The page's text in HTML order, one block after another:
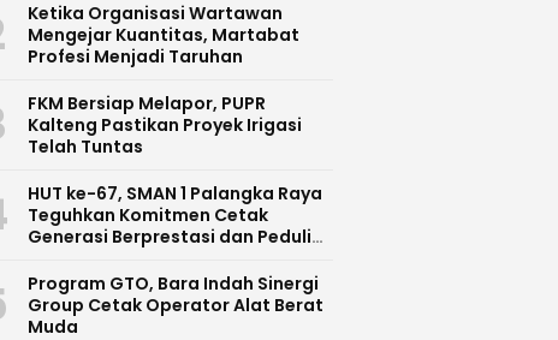
Ketika Organisasi Wartawan
Mengejar Kuantitas, Martabat
Profesi Menjadi Taruhan
FKM Bersiap Melapor, PUPR
Kalteng Pastikan Proyek Irigasi
Telah Tuntas
HUT ke-67, SMAN 1 Palangka Raya
Teguhkan Komitmen Cetak
Generasi Berprestasi dan Peduli
Program GTO, Bara Indah Sinergi
Group Cetak Operator Alat Berat
Muda